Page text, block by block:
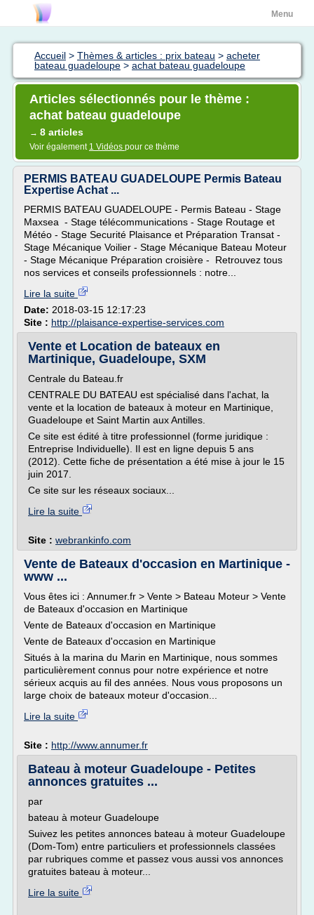
Menu
Accueil > Thèmes & articles : prix bateau > acheter
bateau guadeloupe > achat bateau guadeloupe
Articles sélectionnés pour le thème :
achat bateau guadeloupe
→ 8 articles
Voir également 1 Vidéos pour ce thème
PERMIS BATEAU GUADELOUPE Permis Bateau
Expertise Achat ...
PERMIS BATEAU GUADELOUPE - Permis Bateau - Stage
Maxsea - Stage télécommunications - Stage Routage et
Météo - Stage Securité Plaisance et Préparation Transat -
Stage Mécanique Voilier - Stage Mécanique Bateau Moteur
- Stage Mécanique Préparation croisière - Retrouvez tous
nos services et conseils professionnels : notre...
Lire la suite
Date: 2018-03-15 12:17:23
Site : http://plaisance-expertise-services.com
Vente et Location de bateaux en
Martinique, Guadeloupe, SXM
Centrale du Bateau.fr
CENTRALE DU BATEAU est spécialisé dans l'achat, la
vente et la location de bateaux à moteur en Martinique,
Guadeloupe et Saint Martin aux Antilles.
Ce site est édité à titre professionnel (forme juridique :
Entreprise Individuelle). Il est en ligne depuis 5 ans
(2012). Cette fiche de présentation a été mise à jour le 15
juin 2017.
Ce site sur les réseaux sociaux...
Lire la suite
Site : webrankinfo.com
Vente de Bateaux d'occasion en Martinique -
www ...
Vous êtes ici : Annumer.fr > Vente > Bateau Moteur > Vente
de Bateaux d'occasion en Martinique
Vente de Bateaux d'occasion en Martinique
Vente de Bateaux d'occasion en Martinique
Situés à la marina du Marin en Martinique, nous sommes
particulièrement connus pour notre expérience et notre
sérieux acquis au fil des années. Nous vous proposons un
large choix de bateaux moteur d'occasion...
Lire la suite
Site : http://www.annumer.fr
Bateau à moteur Guadeloupe - Petites
annonces gratuites ...
par
bateau à moteur Guadeloupe
Suivez les petites annonces bateau à moteur Guadeloupe
(Dom-Tom) entre particuliers et professionnels classées
par rubriques comme et passez vous aussi vos annonces
gratuites bateau à moteur...
Lire la suite